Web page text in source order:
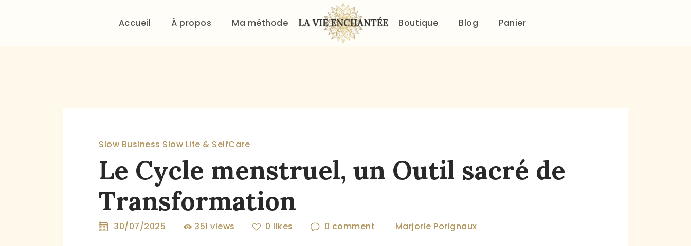
Accueil À propos Ma méthode Boutique Blog Panier
ACCUEIL
PANIER
Slow Business Slow Life & SelfCare
Le Cycle menstruel, un Outil sacré de
Transformation
30/07/2025 351 views 0 likes 0 comment Marjorie Porignaux